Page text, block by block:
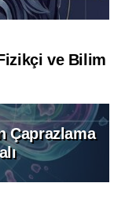
ve Bilim
Çaprazlama